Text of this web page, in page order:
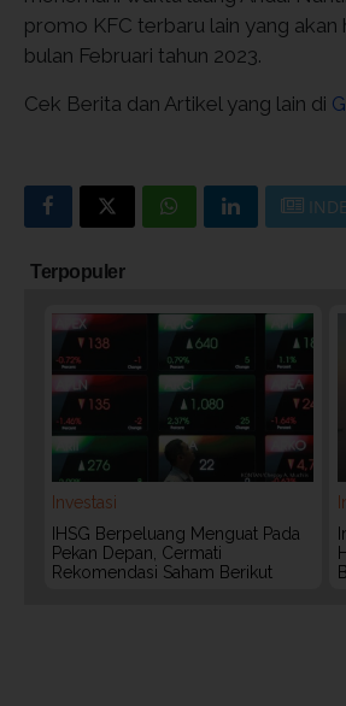
promo KFC terbaru lain yang akan
bulan Februari tahun 2023.
Cek Berita dan Artikel yang lain di
Terpopuler
Investasi
IHSG Berpeluang Menguat Pada
Pekan Depan, Cermati
Rekomendasi Saham Berikut